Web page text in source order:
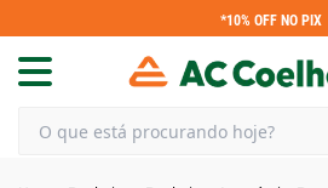
*10% OFF NO PIX